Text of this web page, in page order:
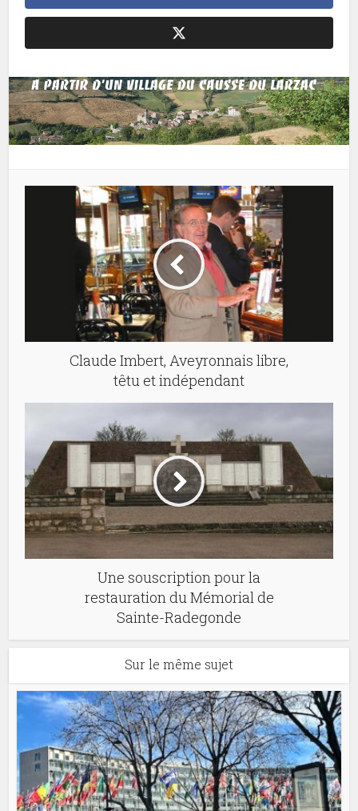
Claude Imbert, Aveyronnais libre,
têtu et indépendant
Une souscription pour la
restauration du Mémorial de
Sainte-Radegonde
Sur le même sujet